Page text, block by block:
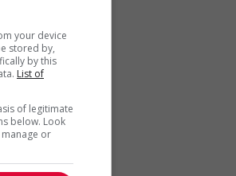
et transport
/ Offres de services
/ Manutention
Sciences
humaines
your device
stored by,
by this
List of
of legitimate
below. Look
or